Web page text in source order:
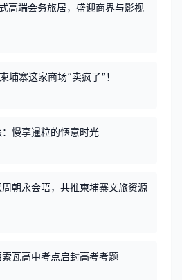
高端会务旅居，盛迎商界与影视
埔寨这家商场“卖疯了”！
慢享暹粒的惬意时光
朝永会晤，共推柬埔寨文旅资源
瓦高中考点启封高考考题